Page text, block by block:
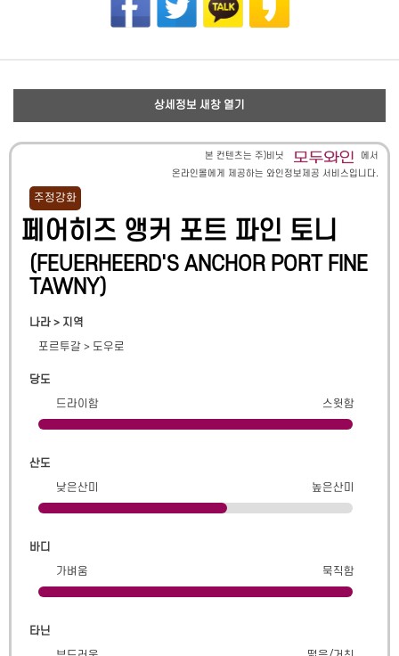
상세정보 새창 열기
본 컨텐츠는 주)비닛
에서
온라인몰에게 제공하는 와인정보제공 서비스입니다.
주정강화
페어히즈 앵커 포트 파인 토니
(FEUERHEERD'S ANCHOR PORT FINE
TAWNY)
나라 > 지역
포르투갈 > 도우로
당도
드라이함
스윗함
산도
낮은산미
높은산미
바디
가벼움
묵직함
타닌